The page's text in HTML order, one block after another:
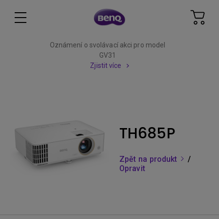
Oznámení o svolávací akci pro model
GV31
Zjistit více
TH685P
Zpět na produkt
/
Opravit